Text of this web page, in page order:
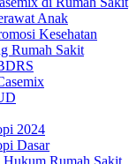
Anak
Kesehatan
Rumah Sakit
2024
Dasar
Hukum Rumah Sakit